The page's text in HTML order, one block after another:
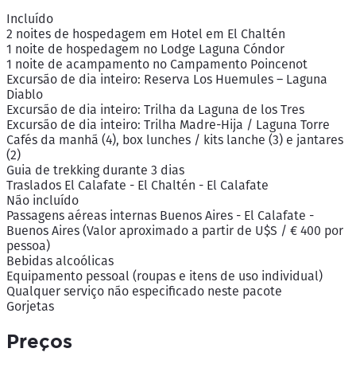
Incluído
2 noites de hospedagem em Hotel em El Chaltén
1 noite de hospedagem no Lodge Laguna Cóndor
1 noite de acampamento no Campamento Poincenot
Excursão de dia inteiro: Reserva Los Huemules – Laguna
Diablo
Excursão de dia inteiro: Trilha da Laguna de los Tres
Excursão de dia inteiro: Trilha Madre-Hija / Laguna Torre
Cafés da manhã (4), box lunches / kits lanche (3) e jantares
(2)
Guia de trekking durante 3 dias
Traslados El Calafate - El Chaltén - El Calafate
Não incluído
Passagens aéreas internas Buenos Aires - El Calafate -
Buenos Aires (Valor aproximado a partir de U$S / € 400 por
pessoa)
Bebidas alcoólicas
Equipamento pessoal (roupas e itens de uso individual)
Qualquer serviço não especificado neste pacote
Gorjetas
Preços